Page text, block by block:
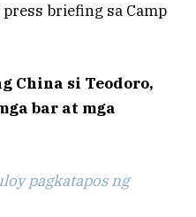
briefing sa Camp
China si Teodoro,
bar at mga
pagkatapos ng